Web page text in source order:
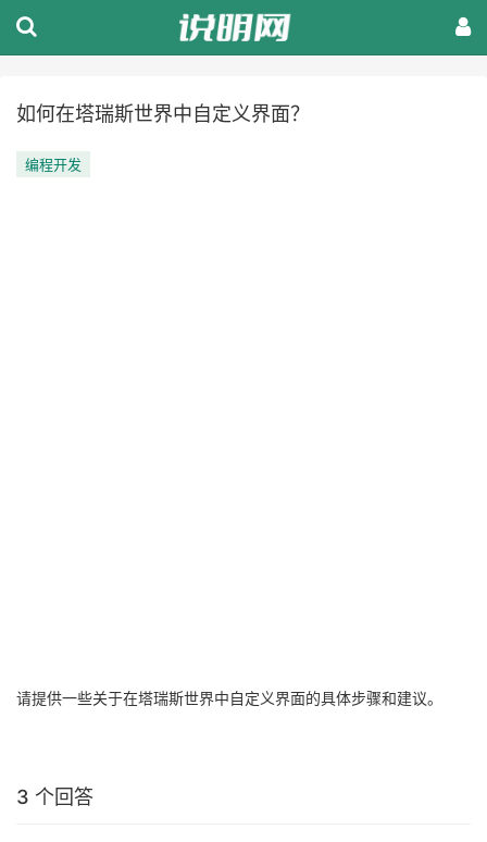
如何在塔瑞斯世界中自定义界面？
编程开发
请提供一些关于在塔瑞斯世界中自定义界面的具体步骤和建议。
3 个回答